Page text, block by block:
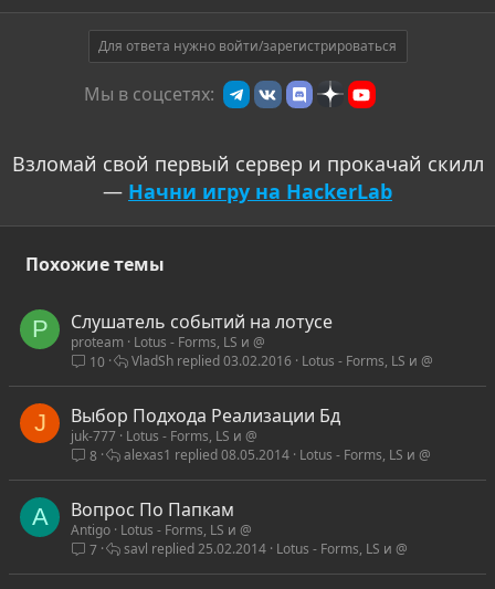
Для ответа нужно войти/зарегистрироваться
Мы в соцсетях:
Взломай свой первый сервер и прокачай скилл
— Начни игру на HackerLab
Похожие темы
P Слушатель событий на лотусе
proteam
Lotus - Forms, LS и @
10
Lotus - Forms, LS и @
03.02.2016
VladSh
J Выбор Подхода Реализации Бд
juk-777 Lotus - Forms, LS и @
8
Lotus - Forms, LS и @
08.05.2014
alexas1
A Вопрос По Папкам
Antigo Lotus - Forms, LS и @
7
Lotus - Forms, LS и @
25.02.2014
savl